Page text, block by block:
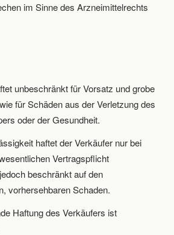
im Sinne des Arzneimittelrechts
unbeschränkt für Vorsatz und grobe
für Schäden aus der Verletzung des
oder der Gesundheit.
haftet der Verkäufer nur bei
Vertragspflicht
beschränkt auf den
vorhersehbaren Schaden.
Haftung des Verkäufers ist